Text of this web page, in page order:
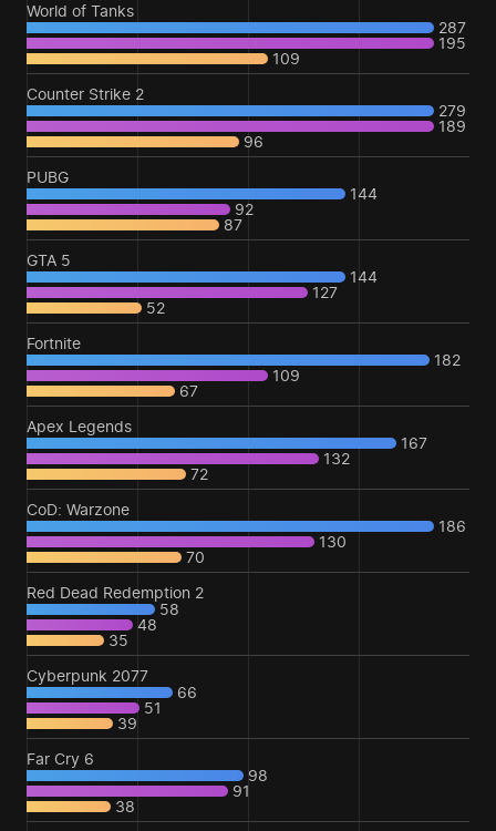
World of Tanks
287
195
109
Counter Strike 2
279
189
96
PUBG
144
92
87
GTA 5
144
127
52
Fortnite
182
109
67
Apex Legends
167
132
72
CoD: Warzone
186
130
70
Red Dead Redemption 2
58
48
35
Cyberpunk 2077
66
51
39
Far Cry 6
98
91
38